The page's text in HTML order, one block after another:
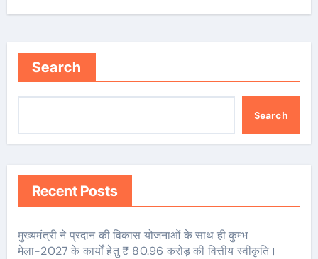
Search
Search
Recent Posts
मुख्यमंत्री ने प्रदान की विकास योजनाओं के साथ ही कुम्भ
मेला-2027 के कार्यों हेतु ₹ 80.96 करोड़ की वित्तीय स्वीकृति।